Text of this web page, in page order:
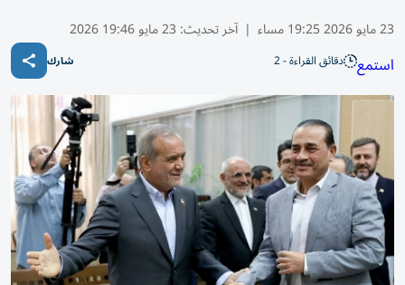
23 مايو 2026 19:25 مساء | آخر تحديث: 23 مايو 19:46 2026
استمع دقائق القراءة - 2 شارك